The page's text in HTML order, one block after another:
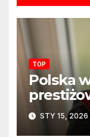
TOP
Polska
układ
STY 15, 2026